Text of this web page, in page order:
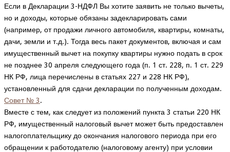
Если в Декларации 3-НДФЛ Вы хотите заявить не только вычеты,
но и доходы, которые обязаны задекларировать сами
(например, от продажи личного автомобиля, квартиры, комнаты,
дачи, земли и т.д.). Тогда весь пакет документов, включая и сам
имущественный вычет на покупку квартиры нужно подать в срок
не позднее 30 апреля следующего года (п. 1 ст. 228, п. 1 ст. 229
НК РФ, лица перечислены в статьях 227 и 228 НК РФ),
установленный для сдачи декларации по полученным доходам.
Совет № 3.
Вместе с тем, как следует из положений пункта 3 статьи 220 НК
РФ, имущественный налоговый вычет может быть предоставлен
налогоплательщику до окончания налогового периода при его
обращении к работодателю (налоговому агенту) при условии